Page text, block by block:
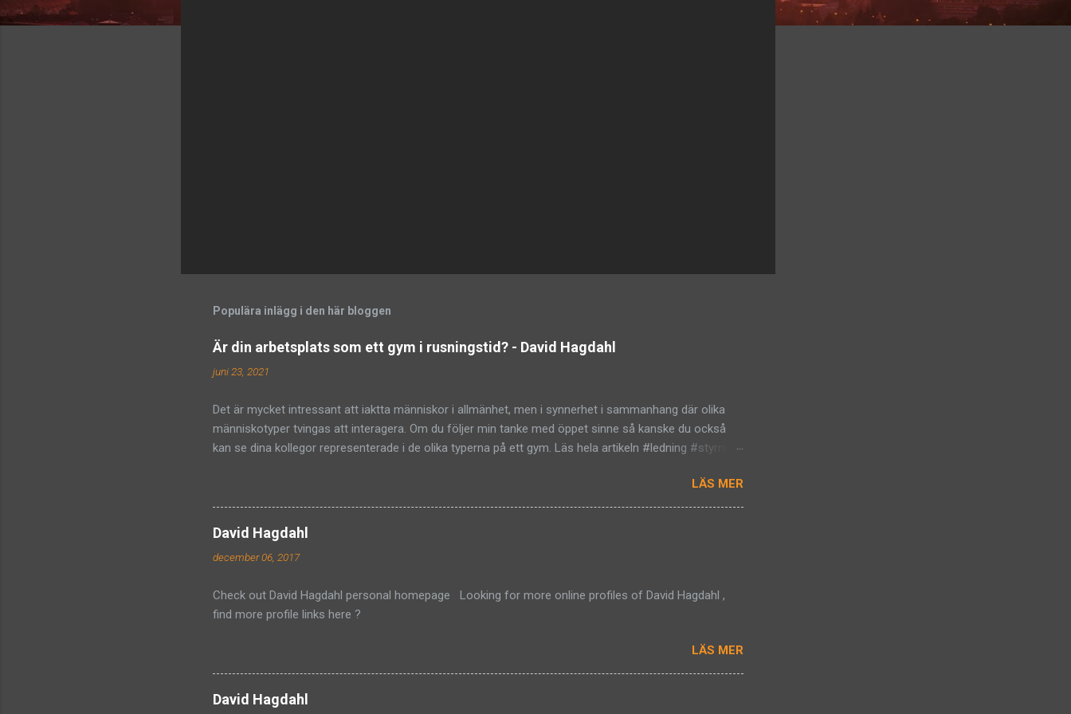
Populära inlägg i den här bloggen
Är din arbetsplats som ett gym i rusningstid? - David Hagdahl
juni 23, 2021
Det är mycket intressant att iaktta människor i allmänhet, men i synnerhet i sammanhang där olika
människotyper tvingas att interagera. Om du följer min tanke med öppet sinne så kanske du också
kan se dina kollegor representerade i de olika typerna på ett gym. Läs hela artikeln #ledning #styrning
LÄS MER
David Hagdahl
december 06, 2017
Check out David Hagdahl personal homepage Looking for more online profiles of David Hagdahl ,
find more profile links here ?
LÄS MER
David Hagdahl